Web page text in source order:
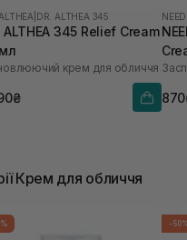
DR. ALTHEA 345
ALTHEA 345 Relief Cream
крем для обличчя
Крем для обличчя
-